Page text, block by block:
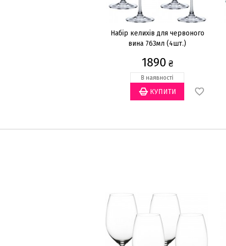
Набір келихів для червоного
вина 763мл (4шт.)
1890 ₴
В наявності